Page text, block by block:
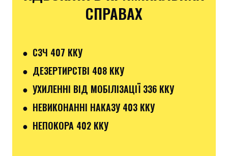
СПРАВАХ
● СЗЧ 407 ККУ
● ДЕЗЕРТИРСТВІ 408 ККУ
● УХИЛЕННІ ВІД МОБІЛІЗАЦІЇ 336 ККУ
● НЕВИКОНАННІ НАКАЗУ 403 ККУ
● НЕПОКОРА 402 ККУ